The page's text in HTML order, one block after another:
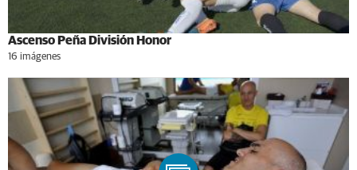
Ascenso Peña División Honor
16 imágenes